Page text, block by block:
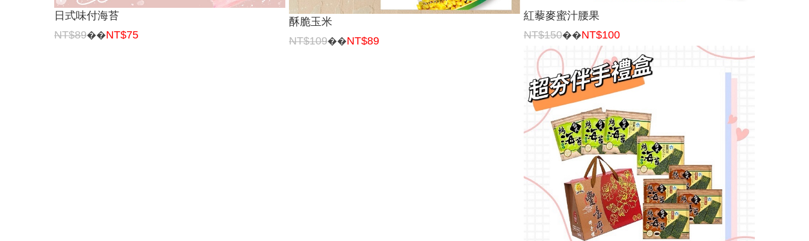
日式味付海苔
NT$89��NT$75
酥脆玉米
NT$109��NT$89
紅藜麥蜜汁腰果
NT$150��NT$100